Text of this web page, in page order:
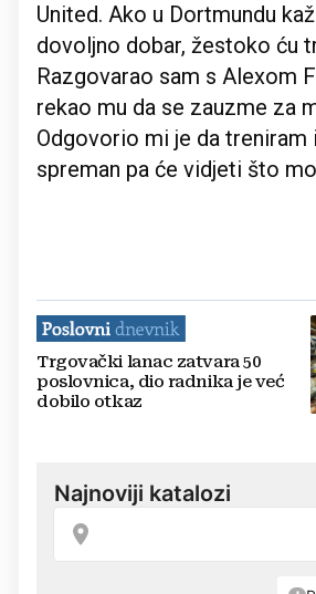
United. Ako u Dortmundu
dovoljno dobar, žestoko ću
Razgovarao sam s Alexom
rekao mu da se zauzme za
Odgovorio mi je da treniram
spreman pa će vidjeti što
Trgovački lanac zatvara 50
poslovnica, dio radnika je već
dobilo otkaz